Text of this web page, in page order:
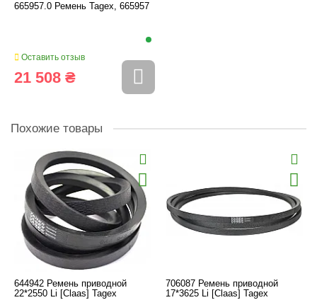
665957.0 Ремень Tagex, 665957
Оставить отзыв
21 508 ₴
Похожие товары
644942 Ремень приводной
22*2550 Li [Claas] Tagex
706087 Ремень приводной
17*3625 Li [Claas] Tagex